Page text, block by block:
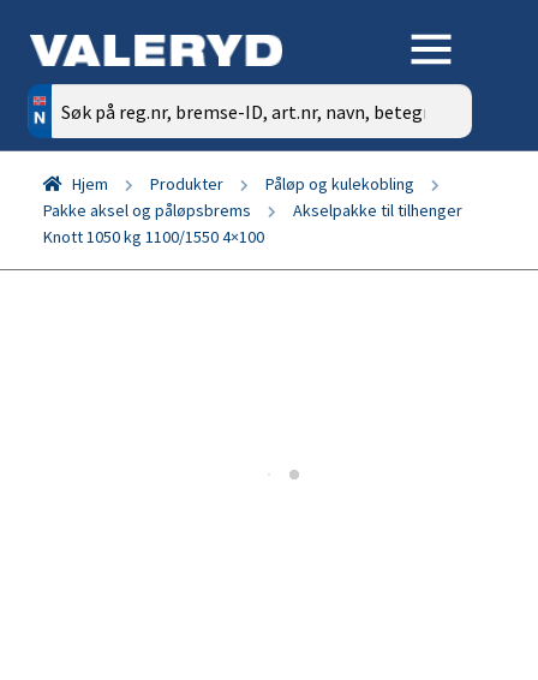
Søk
etter:
Hjem Produkter
Påløp og kulekobling
Pakke aksel og påløpsbrems
Akselpakke til tilhenger
Knott 1050 kg 1100/1550 4×100